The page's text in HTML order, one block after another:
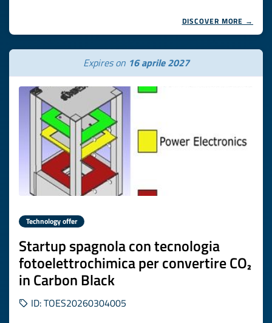
DISCOVER MORE →
Expires on 16 aprile 2027
Technology offer
Startup spagnola con tecnologia
fotoelettrochimica per convertire CO₂
in Carbon Black
ID: TOES20260304005